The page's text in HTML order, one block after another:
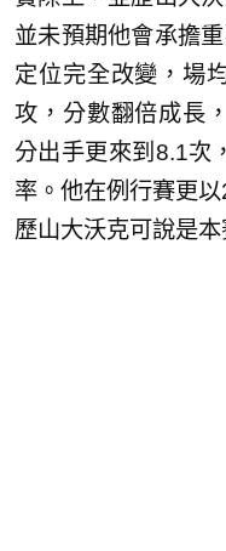
並未預期他會承擔
定位完全改變，場
攻，分數翻倍成長
分出手更來到8.1次
率。他在例行賽更
歷山大沃克可說是